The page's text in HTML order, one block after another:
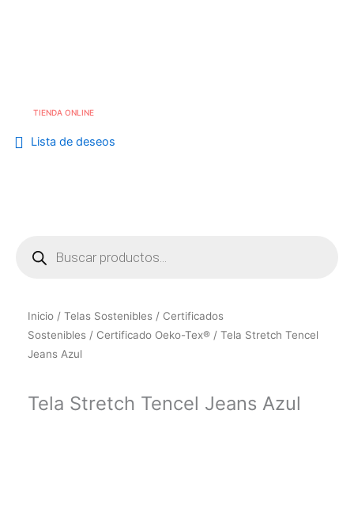
TIENDA ONLINE
Lista de deseos
productos
Inicio / Telas Sostenibles / Certificados
Sostenibles / Certificado Oeko-Tex® / Tela Stretch Tencel
Jeans Azul
Tela Stretch Tencel Jeans Azul